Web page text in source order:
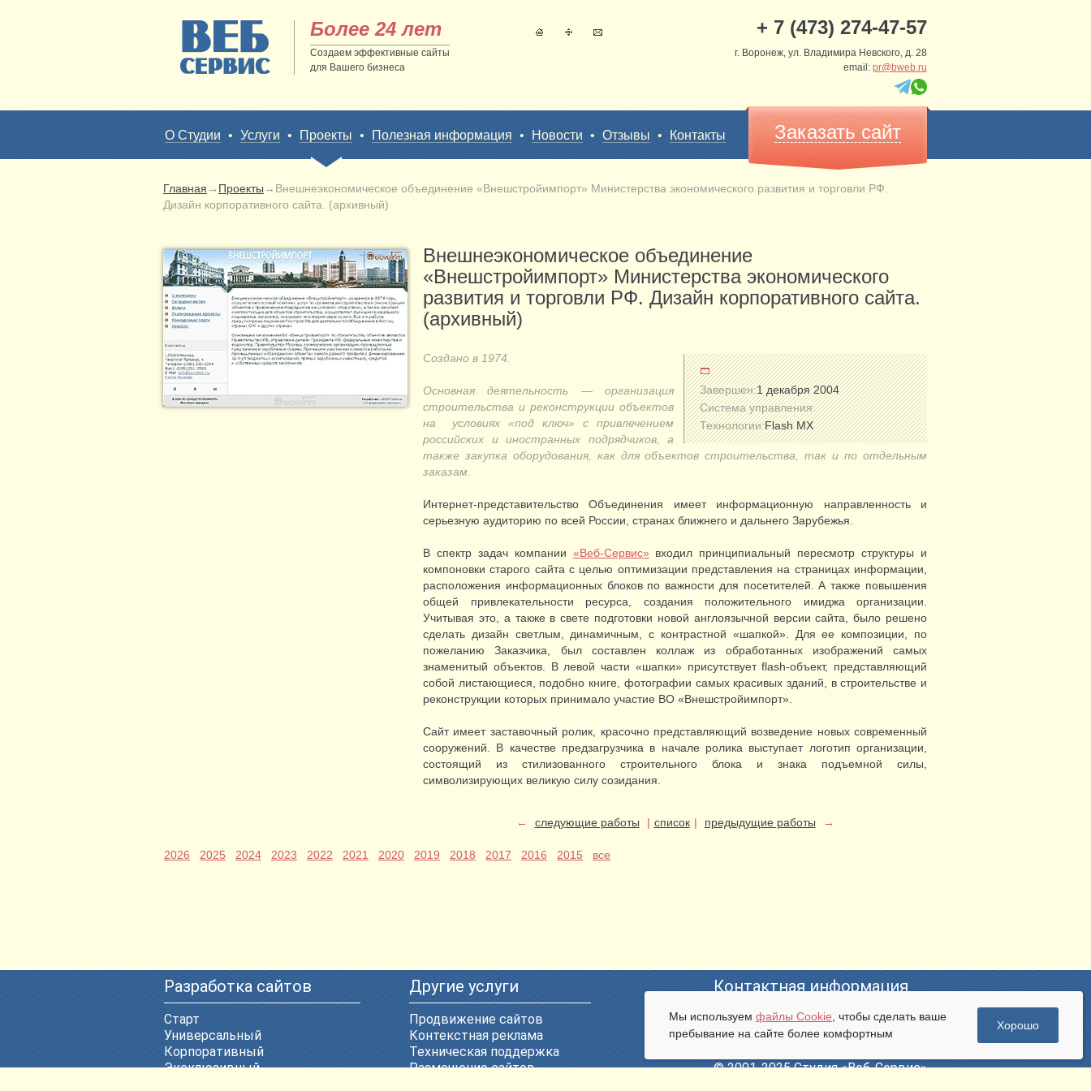
Более 24 лет
Создаем эффективные сайты
для Вашего бизнеса
+ 7 (473) 274-47-57
г. Воронеж, ул. Владимира Невского, д. 28
email: pr@bweb.ru
Заказать сайт
О Студии • Услуги • Проекты • Полезная информация • Новости • Отзывы • Контакты
Главная → Проекты → Внешнеэкономическое объединение «Внешстройимпорт» Министерства экономического развития и торговли РФ.
Дизайн корпоративного сайта. (архивный)
Внешнеэкономическое объединение
«Внешстройимпорт» Министерства экономического
развития и торговли РФ. Дизайн корпоративного сайта.
(архивный)
Завершен:1 декабря 2004
Система управления:
Технологии:Flash MX
Создано в 1974.
Основная деятельность — организация
строительства и реконструкции объектов
на условиях «под ключ» с привлечением
российских и иностранных подрядчиков, а
также закупка оборудования, как для объектов строительства, так и по отдельным
заказам.
Интернет-представительство Объединения имеет информационную направленность и
серьезную аудиторию по всей России, странах ближнего и дальнего Зарубежья.
В спектр задач компании «Веб-Сервис» входил принципиальный пересмотр структуры и
компоновки старого сайта с целью оптимизации представления на страницах информации,
расположения информационных блоков по важности для посетителей. А также повышения
общей привлекательности ресурса, создания положительного имиджа организации.
Учитывая это, а также в свете подготовки новой англоязычной версии сайта, было решено
сделать дизайн светлым, динамичным, с контрастной «шапкой». Для ее композиции, по
пожеланию Заказчика, был составлен коллаж из обработанных изображений самых
знаменитый объектов. В левой части «шапки» присутствует flash-объект, представляющий
собой листающиеся, подобно книге, фотографии самых красивых зданий, в строительстве и
реконструкции которых принимало участие ВО «Внешстройимпорт».
Сайт имеет заставочный ролик, красочно представляющий возведение новых современный
сооружений. В качестве предзагрузчика в начале ролика выступает логотип организации,
состоящий из стилизованного строительного блока и знака подъемной силы,
символизирующих великую силу созидания.
← следующие работы | список | предыдущие работы →
2026 2025 2024 2023 2022 2021 2020 2019 2018 2017 2016 2015 все
Разработка сайтов
Старт
Универсальный
Корпоративный
Эксклюзивный
Другие услуги
Продвижение сайтов
Контекстная реклама
Техническая поддержка
Размещение сайтов
Контактная информация
E-mail: pr@bweb.ru
Телефон: +7 (473) 274-47-57
© 2001-2025 Студия «Веб-Сервис»
Мы используем файлы Cookie , чтобы сделать ваше
пребывание на сайте более комфортным
Хорошо